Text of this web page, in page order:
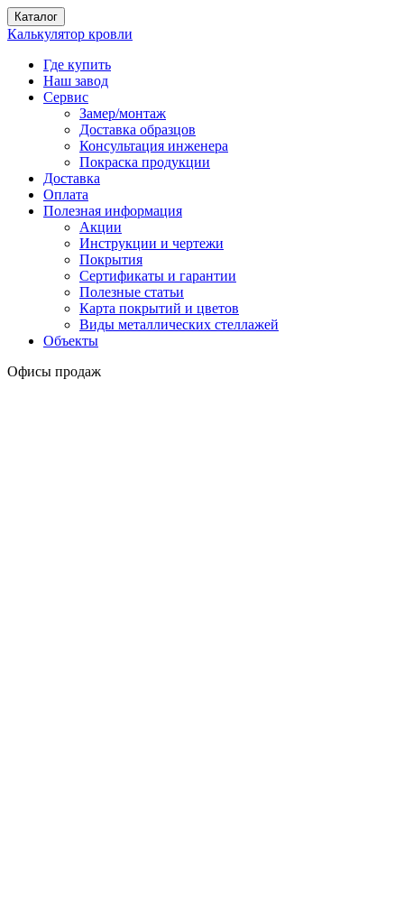
Каталог
Калькулятор кровли
Где купить
Наш завод
Сервис
Замер/монтаж
Доставка образцов
Консультация инженера
Покраска продукции
Доставка
Оплата
Полезная информация
Акции
Инструкции и чертежи
Покрытия
Сертификаты и гарантии
Полезные статьи
Карта покрытий и цветов
Виды металлических стеллажей
Объекты
Офисы продаж